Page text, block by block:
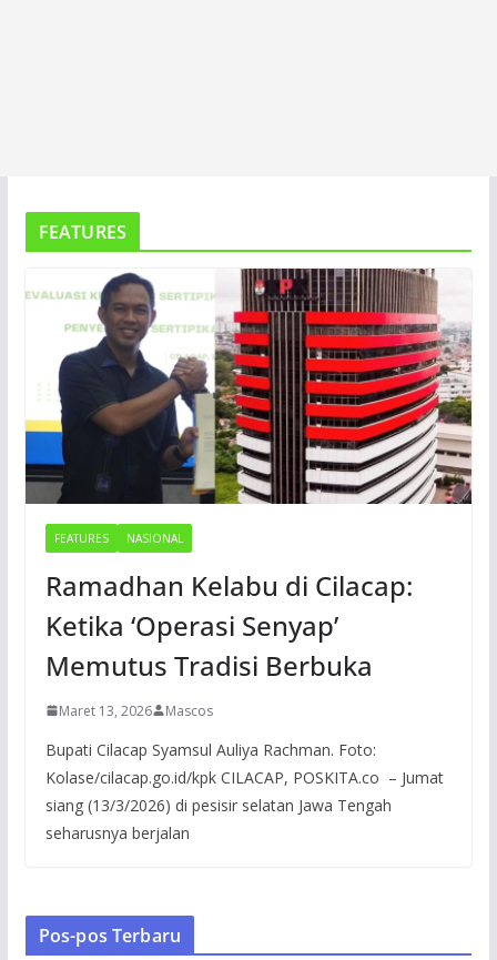
FEATURES
FEATURES NASIONAL
Ramadhan Kelabu di Cilacap:
Ketika ‘Operasi Senyap’
Memutus Tradisi Berbuka
Maret 13, 2026 Mascos
Bupati Cilacap Syamsul Auliya Rachman. Foto:
Kolase/cilacap.go.id/kpk CILACAP, POSKITA.co – Jumat
siang (13/3/2026) di pesisir selatan Jawa Tengah
seharusnya berjalan
Pos-pos Terbaru